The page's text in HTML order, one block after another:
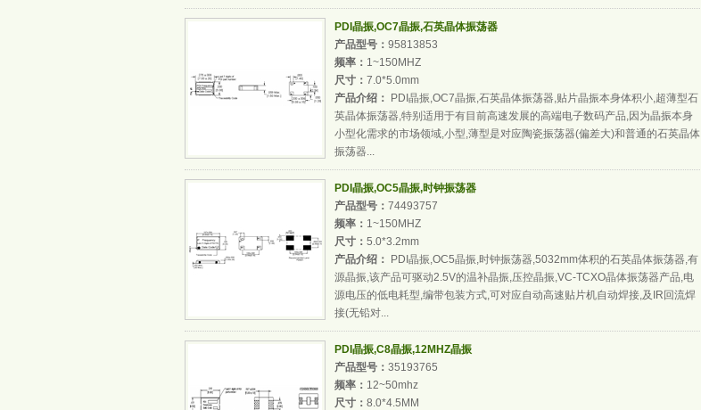
PDI晶振,OC7晶振,石英晶体振荡器
产品型号： 95813853
频率： 1~150MHZ
尺寸： 7.0*5.0mm
产品介绍：
PDI晶振,OC7晶振,石英晶体振荡器,贴片晶振本身体积小,超薄型石
英晶体振荡器,特别适用于有目前高速发展的高端电子数码产品,因为晶振本身
小型化需求的市场领域,小型,薄型是对应陶瓷振荡器(偏差大)和普通的石英晶体
振荡器...
PDI晶振,OC5晶振,时钟振荡器
产品型号： 74493757
频率： 1~150MHZ
尺寸： 5.0*3.2mm
产品介绍：
PDI晶振,OC5晶振,时钟振荡器,5032mm体积的石英晶体振荡器,有
源晶振,该产品可驱动2.5V的温补晶振,压控晶振,VC-TCXO晶体振荡器产品,电
源电压的低电耗型,编带包装方式,可对应自动高速贴片机自动焊接,及IR回流焊
接(无铅对...
PDI晶振,C8晶振,12MHZ晶振
产品型号： 35193765
频率： 12~50mhz
尺寸： 8.0*4.5MM